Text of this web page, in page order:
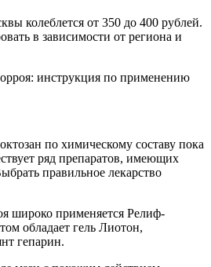
колеблется от 350 до 400 рублей.
в зависимости от региона и
по химическому составу пока
ряд препаратов, имеющих
правильное лекарство
широко применяется Релиф-
обладает гель Лиотон,
гепарин.